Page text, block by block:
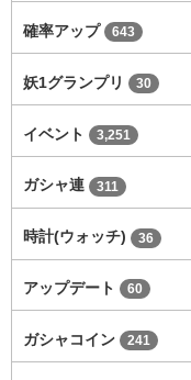
確率アップ 643
妖1グランプリ 30
イベント 3,251
ガシャ連 311
時計(ウォッチ) 36
アップデート 60
ガシャコイン 241